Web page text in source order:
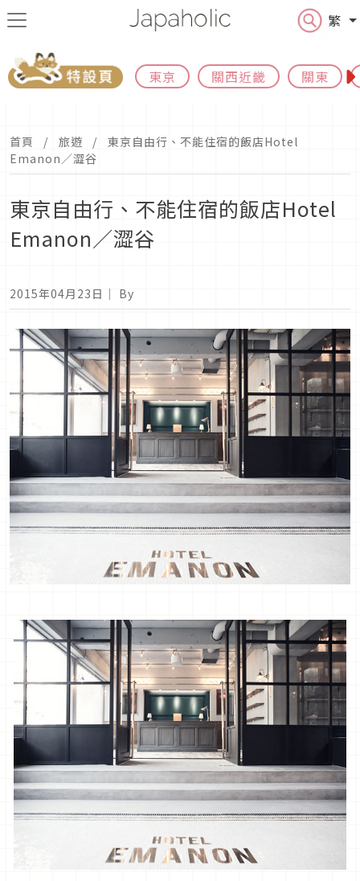
繁
東京 關西近畿 關東
首頁 旅遊
東京自由行、不能住宿的飯店Hotel
Emanon／澀谷
東京自由行、不能住宿的飯店Hotel
Emanon／澀谷
2015年04月23日 ｜ By